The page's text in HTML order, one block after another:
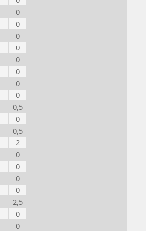
0
0
0
0
0
0
0
0
0,5
0
0,5
2
0
0
0
0
2,5
0
0